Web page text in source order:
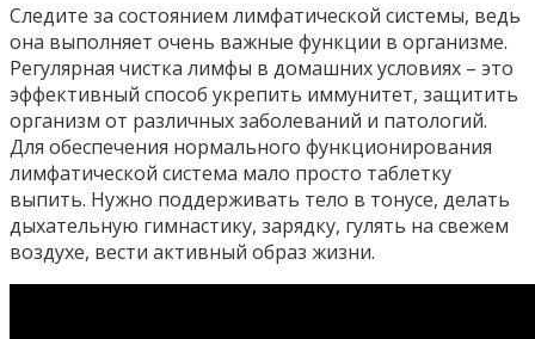
Следите за состоянием лимфатической системы, ведь
она выполняет очень важные функции в организме.
Регулярная чистка лимфы в домашних условиях – это
эффективный способ укрепить иммунитет, защитить
организм от различных заболеваний и патологий.
Для обеспечения нормального функционирования
лимфатической система мало просто таблетку
выпить. Нужно поддерживать тело в тонусе, делать
дыхательную гимнастику, зарядку, гулять на свежем
воздухе, вести активный образ жизни.